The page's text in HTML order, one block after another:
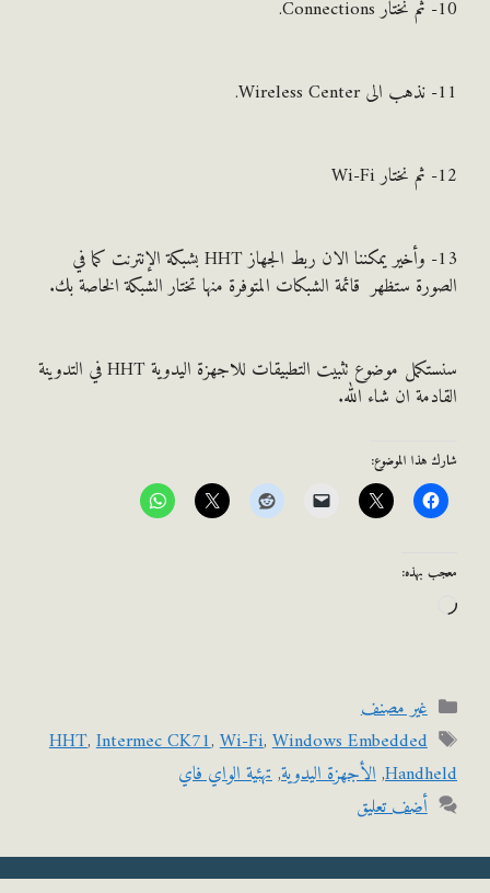
13- وأخير يمكننا الان ربط الجهاز HHT بشبكة الإنترنت كما في
ستظهر قائمة الشبكات المتوفرة منها تختار الشبكة الخاصة بك.
سنستكمل موضوع تثبيت التطبيقات للاجهزة اليدوية HHT في التدوينة
ان شاء الله.
الموضوع:
التصنيفات
غير مصنف
الوسوم
HHT,Intermec CK71,Wi-Fi,Windows Embedded
,الأجهزة اليدوية,تهئية الواي فاي
أضف تعليق